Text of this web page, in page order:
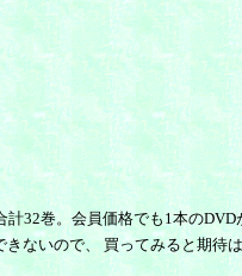
32巻。会員価格でも1本の
ないので、 買ってみると期待